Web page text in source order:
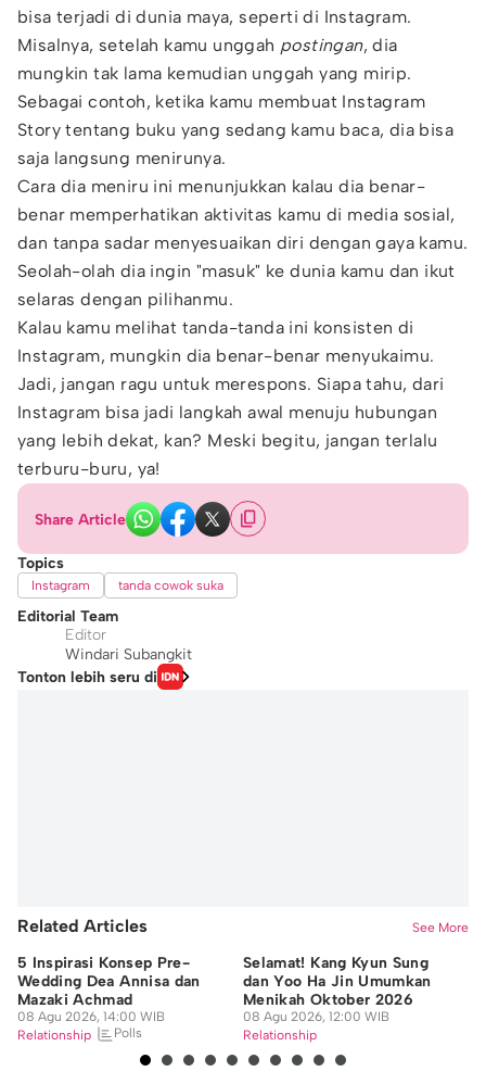
bisa terjadi di dunia maya, seperti di Instagram.
Misalnya, setelah kamu unggah postingan, dia
mungkin tak lama kemudian unggah yang mirip.
Sebagai contoh, ketika kamu membuat Instagram
Story tentang buku yang sedang kamu baca, dia bisa
saja langsung menirunya.
Cara dia meniru ini menunjukkan kalau dia benar-
benar memperhatikan aktivitas kamu di media sosial,
dan tanpa sadar menyesuaikan diri dengan gaya kamu.
Seolah-olah dia ingin "masuk" ke dunia kamu dan ikut
selaras dengan pilihanmu.
Kalau kamu melihat tanda-tanda ini konsisten di
Instagram, mungkin dia benar-benar menyukaimu.
Jadi, jangan ragu untuk merespons. Siapa tahu, dari
Instagram bisa jadi langkah awal menuju hubungan
yang lebih dekat, kan? Meski begitu, jangan terlalu
terburu-buru, ya!
Share Article
Topics
Instagram tanda cowok suka
Editorial Team
Editor
Windari Subangkit
Tonton lebih seru di
Related Articles See More
5 Inspirasi Konsep Pre-
Wedding Dea Annisa dan
Mazaki Achmad
08 Agu 2026, 14:00 WIB
Relationship
Polls
Selamat! Kang Kyun Sung
dan Yoo Ha Jin Umumkan
Menikah Oktober 2026
08 Agu 2026, 12:00 WIB
Relationship